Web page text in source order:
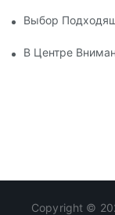
Выбор
В Центре
Copyright ©